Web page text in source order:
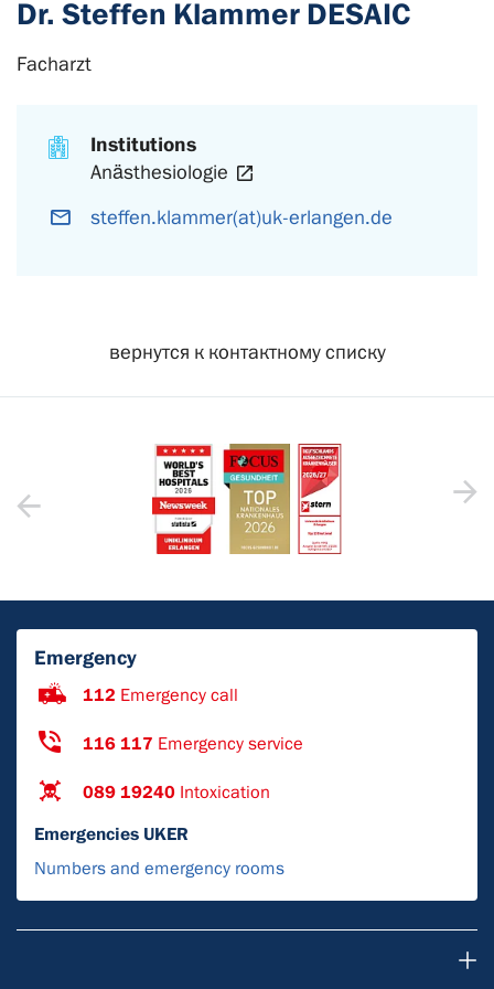
Dr. Steffen Klammer DESAIC
Facharzt
Institutions
Anästhesiologie
steffen.klammer(at)uk-erlangen.de
вернутся к контактному списку
Emergency
112 Emergency call
116 117 Emergency service
089 19240 Intoxication
Emergencies UKER
Numbers and emergency rooms